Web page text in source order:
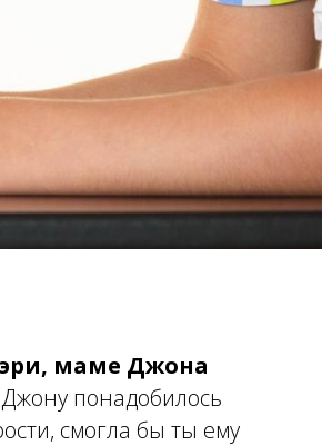
маме Джона
понадобилось
смогла бы ты ему